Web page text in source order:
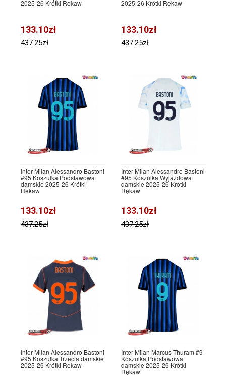
2025-26 Krótki Rękaw
133.10zł
437.25zł
2025-26 Krótki Rękaw
133.10zł
437.25zł
Inter Milan Alessandro Bastoni
#95 Koszulka Podstawowa
damskie 2025-26 Krótki
Rękaw
133.10zł
437.25zł
Inter Milan Alessandro Bastoni
#95 Koszulka Wyjazdowa
damskie 2025-26 Krótki
Rękaw
133.10zł
437.25zł
Inter Milan Alessandro Bastoni
#95 Koszulka Trzecia damskie
2025-26 Krótki Rękaw
Inter Milan Marcus Thuram #9
Koszulka Podstawowa
damskie 2025-26 Krótki
Rękaw